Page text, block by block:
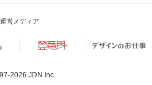
運営メディア
2026 JDN Inc.